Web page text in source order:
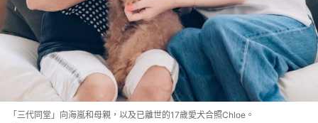
「三代同堂」向海嵐和母親，以及已離世的17歲愛犬合照Chloe。